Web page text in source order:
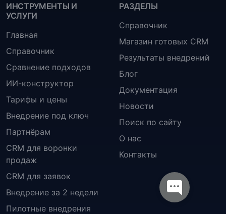
ИНСТРУМЕНТЫ И
УСЛУГИ
Главная
Справочник
Сравнение подходов
ИИ-конструктор
Тарифы и цены
Внедрение под ключ
Партнёрам
CRM для воронки
продаж
CRM для заявок
Внедрение за 2 недели
Пилотные внедрения
РАЗДЕЛЫ
Справочник
Магазин готовых CRM
Результаты внедрений
Блог
Документация
Новости
Поиск по сайту
О нас
Контакты